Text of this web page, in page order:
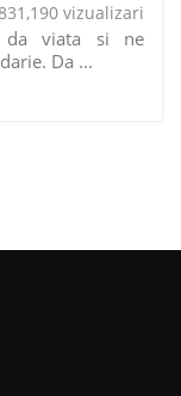
vizualizari
da viata si ne
Da ...